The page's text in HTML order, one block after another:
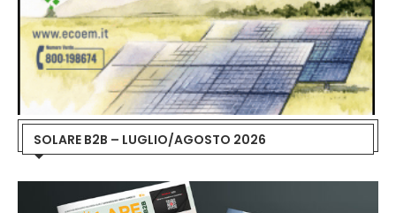
SOLARE B2B – LUGLIO/AGOSTO 2026